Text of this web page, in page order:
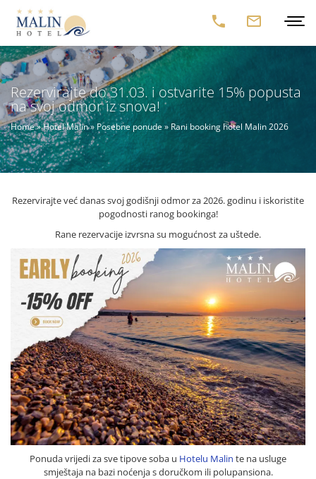
Rezervirajte do 31.03. i ostvarite 15% popusta
na svoj odmor iz snova!
Home»Hotel Malin» Posebne ponude» Rani booking hotel Malin 2026
Rezervirajte već danas svoj godišnji odmor za 2026. godinu i iskoristite
pogodnosti ranog bookinga!
Rane rezervacije izvrsna su mogućnost za uštede.
Ponuda vrijedi za sve tipove soba u Hotelu Malin te na usluge
smještaja na bazi noćenja s doručkom ili polupansiona.